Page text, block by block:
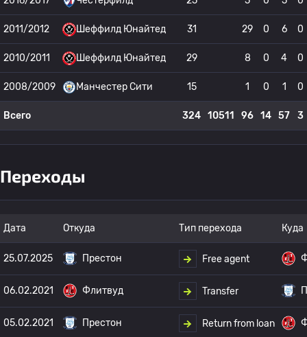
2011/2012 Шеффилд Юнайтед 31 29 0 6 0
2010/2011 Шеффилд Юнайтед 29 8 0 4 0
2008/2009 Манчестер Сити 15 1 0 1 0
Всего 324 10511 96 14 57 3
Переходы
Дата Откуда Тип перехода Куда
25.07.2025 Престон Free agent
06.02.2021 Флитвуд Transfer
05.02.2021 Престон Return from loan